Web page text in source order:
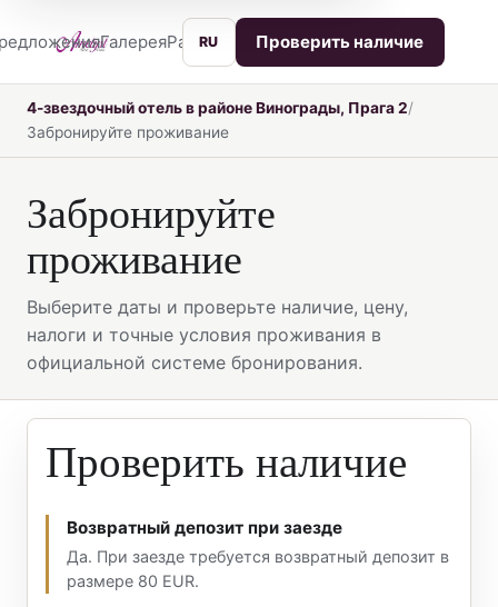
ГалереяРасположениеУслугиКонтакты
RU Проверить наличие
4-звездочный отель в районе Винограды, Прага 2
Забронируйте проживание
Забронируйте
проживание
Выберите даты и проверьте наличие, цену,
налоги и точные условия проживания в
официальной системе бронирования.
Проверить наличие
Возвратный депозит при заезде
Да. При заезде требуется возвратный депозит в
размере 80 EUR.